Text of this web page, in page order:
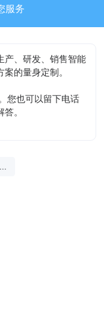
服务
产、研发、销售智能
的量身定制。
您也可以留下电话
。